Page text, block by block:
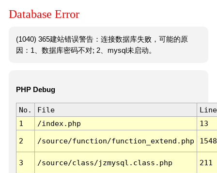
Database Error
(1040) 365建站错误警告：连接数据库失败，可能的原
因：1、数据库密码不对; 2、mysql未启动。
PHP Debug
No. File
Line
1
/index.php 13
2 /source/function/function_extend.php 1548
3 /source/class/jzmysql.class.php 211